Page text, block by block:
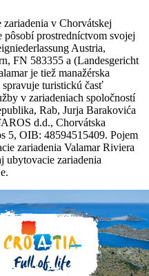
v Chorvátskej
prostredníctvom svojej
Austria,
FN 583355 a (Landesgericht
je tiež manažérska
turistickú časť
v zariadeniach spoločností
Rab, Jurja Barakovića
d.d., Chorvátska
5, OIB: 48594515409. Pojem
zariadenia Valamar Riviera
ubytovacie zariadenia